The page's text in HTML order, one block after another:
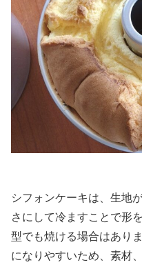
シフォンケーキは、生地
さにして冷ますことで形
型でも焼ける場合はあり
になりやすいため、素材